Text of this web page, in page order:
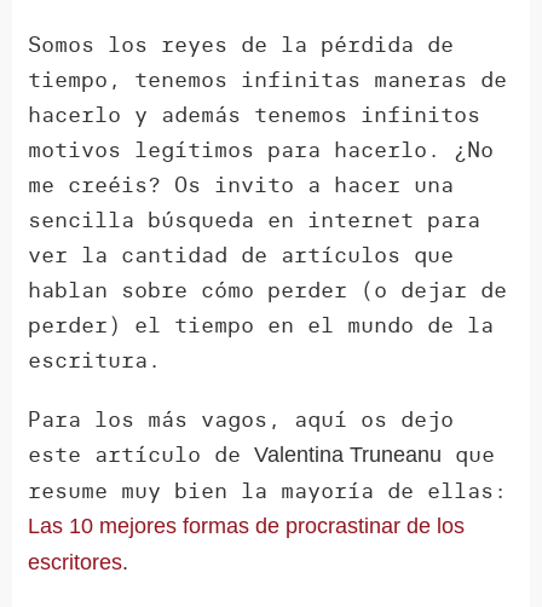
Somos los reyes de la pérdida de
tiempo, tenemos infinitas maneras de
hacerlo y además tenemos infinitos
motivos legítimos para hacerlo. ¿No
me creéis? Os invito a hacer una
sencilla búsqueda en internet para
ver la cantidad de artículos que
hablan sobre cómo perder (o dejar de
perder) el tiempo en el mundo de la
escritura.
Para los más vagos, aquí os dejo
este artículo deValentina Truneanu
que
resume muy bien la mayoría de ellas:
Las 10 mejores formas de procrastinar de los
escritores.